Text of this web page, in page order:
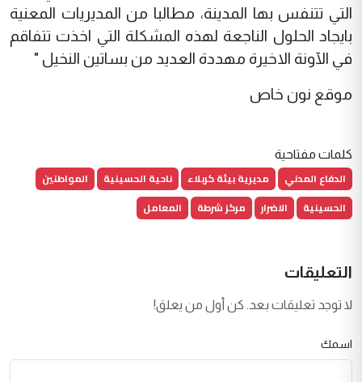
التي تتنفس بها المدينة، مطالبا من المديريات المعنية
بايجاد الحلول الناجعة لهذه المشكلة التي اخذت تتفاقم
في الآونة الاخيرة مهددة العديد من بساتين النخيل "
موقع نون خاص
كلمات مفتاحية
الدفاع المدني مديرية بيئة كربلاء ناحية الحسينية
المواطنين
الحسينية
الاضرار مركز شرطة المعامل
التعليقات
لا توجد تعليقات بعد. كن أول من يعلق!
اسمك